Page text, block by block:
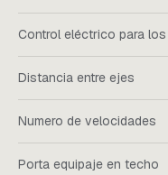
Control eléctrico para
Distancia entre ejes
Numero de velocidades
Porta equipaje en techo